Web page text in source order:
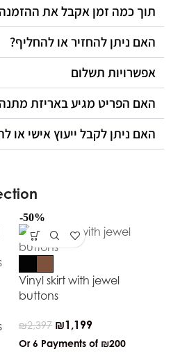
תוך כמה זמן אקבל את
האם ניתן להחזיר או להחליף?
אפשרויות תשלום
האם הפריט מגיע באריזת
האם ניתן לקבל ייעוץ אישי או
-50%
Vinyl skirt with jewel
buttons
₪2,397 ₪1,199
Or 6 Payments of ₪200